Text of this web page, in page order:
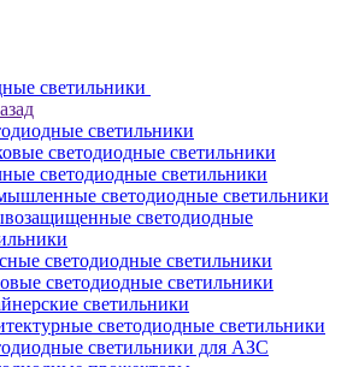
светильники
светильники
светодиодные светильники
светодиодные светильники
светодиодные светильники
светодиодные
светодиодные светильники
светодиодные светильники
светильники
светодиодные светильники
светильники для АЗС